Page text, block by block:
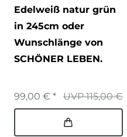
Edelweiß natur grün
in 245cm oder
Wunschlänge von
SCHÖNER LEBEN.
UVP 115,00 €
99,00 € *